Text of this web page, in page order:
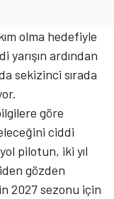
olma hedefiyle
yarışın ardından
sekizinci sırada
göre
ciddi
pilotun, iki yıl
gözden
2027 sezonu için